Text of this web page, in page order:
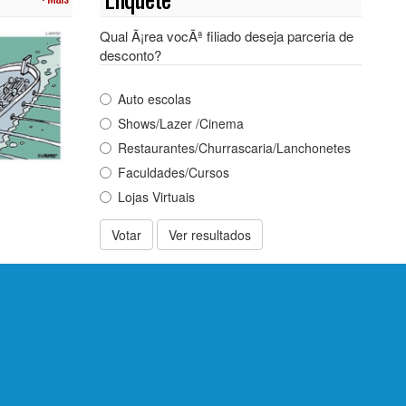
Qual Ã¡rea vocÃª filiado deseja parceria de
desconto?
Auto escolas
Shows/Lazer /Cinema
Restaurantes/Churrascaria/Lanchonetes
Faculdades/Cursos
Lojas Virtuais
Votar Ver resultados